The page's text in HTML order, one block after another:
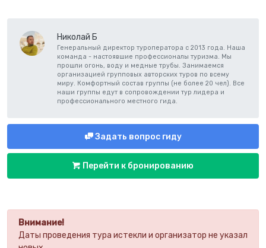
Внимание!
Даты проведения тура истекли и организатор не указал
Николай Б
Генеральный директор туроператора с 2013 года. Наша
команда - настоявшие профессионалы туризма. Мы
прошли огонь, воду и медные трубы. Занимаемся
организацией групповых авторских туров по всему
миру. Комфортный состав группы (не более 20 чел). Все
наши группы едут в сопровождении тур лидера и
профессионального местного гида.
Задать вопрос гиду
Перейти к бронированию